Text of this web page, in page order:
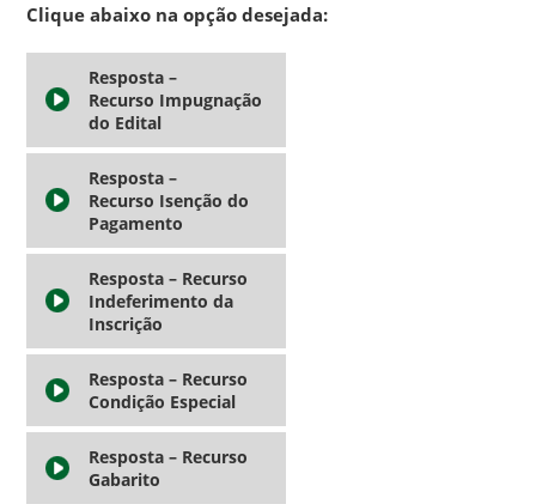
Clique abaixo na opção desejada:
Resposta –
Recurso Impugnação
do Edital
Resposta –
Recurso Isenção do
Pagamento
Resposta – Recurso
Indeferimento da
Inscrição
Resposta – Recurso
Condição Especial
Resposta – Recurso
Gabarito